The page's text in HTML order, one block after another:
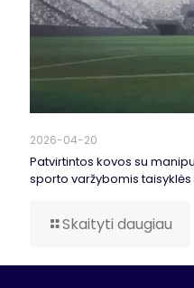
2026-04-20
Patvirtintos kovos su
sporto varžybomis
Skaityti daugiau